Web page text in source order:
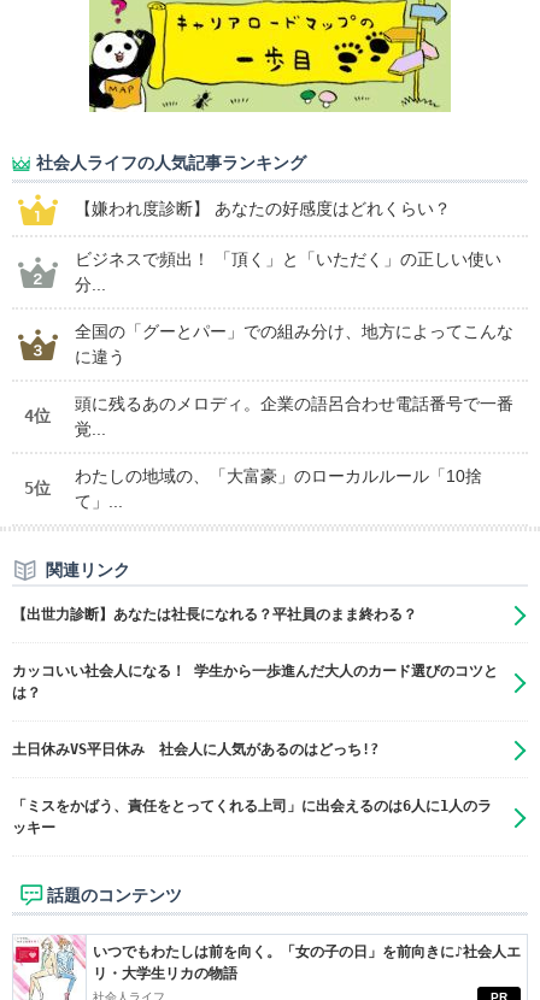
社会人ライフの人気記事ランキング
【嫌われ度診断】 あなたの好感度はどれくらい？
ビジネスで頻出！ 「頂く」と「いただく」の正しい使い
分...
全国の「グーとパー」での組み分け、地方によってこんな
に違う
4位
頭に残るあのメロディ。企業の語呂合わせ電話番号で一番
覚...
5位
わたしの地域の、「大富豪」のローカルルール「10捨
て」...
関連リンク
【出世力診断】あなたは社長になれる？平社員のまま終わる？
カッコいい社会人になる！ 学生から一歩進んだ大人のカード選びのコツと
は？
土日休みVS平日休み 社会人に人気があるのはどっち!?
「ミスをかばう、責任をとってくれる上司」に出会えるのは6人に1人のラ
ッキー
話題のコンテンツ
PR
いつでもわたしは前を向く。「女の子の日」を前向きに♪社会人エ
リ・大学生リカの物語
社会人ライフ